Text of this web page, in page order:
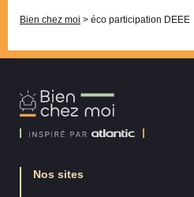
Bien chez moi > éco participation DEEE
Bien
Chez
Nos sites